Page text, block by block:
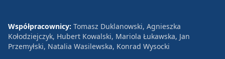
Współpracownicy: Tomasz Duklanowski, Agnieszka
Kołodziejczyk, Hubert Kowalski, Mariola Łukawska, Jan
Przemyłski, Natalia Wasilewska, Konrad Wysocki